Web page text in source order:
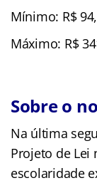
Mínimo: R$
Máximo: R$
Sobre o
Na última
Projeto de Lei
escolaridade